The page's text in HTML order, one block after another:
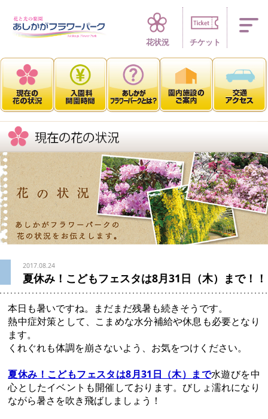
四季折々 花の
花状況 チケット
2017.08.24
夏休み！こどもフェスタは8月31日（木）まで！！
本日も暑いですね。
まだまだ残暑も続きそうです。
熱中症対策として、こまめな水分補給や休息も必要となり
ます。
くれぐれも体調を崩さないよう、お気をつけください。
夏休み！こどもフェスタは8月31日（木）まで水遊びを中
心としたイベントも開催しております。びしょ濡れになり
ながら暑さを吹き飛ばしましょう！